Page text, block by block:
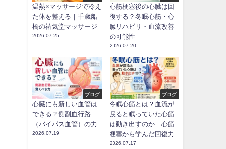
温熱×マッサージで冷え
た体を整える｜千歳船
橋の祐気堂マッサージ
2026.07.25
心筋梗塞後の心臓は回
復する？冬眠心筋・心
臓リハビリ・血流改善
の可能性
2026.07.20
ブログ
心臓にも新しい血管は
できる？側副血行路
（バイパス血管）の力
2026.07.19
ブログ
冬眠心筋とは？血流が
戻ると眠っていた心筋
は動き出すのか｜心筋
梗塞から学んだ回復力
2026.07.17